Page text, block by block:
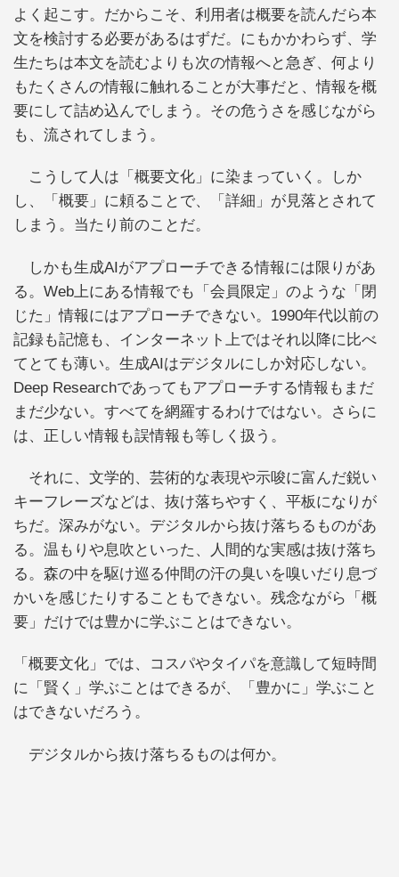
よく起こす。だからこそ、利用者は概要を読んだら本
文を検討する必要があるはずだ。にもかかわらず、学
生たちは本文を読むよりも次の情報へと急ぎ、何より
もたくさんの情報に触れることが大事だと、情報を概
要にして詰め込んでしまう。その危うさを感じながら
も、流されてしまう。
こうして人は「概要文化」に染まっていく。しか
し、「概要」に頼ることで、「詳細」が見落とされて
しまう。当たり前のことだ。
しかも生成AIがアプローチできる情報には限りがあ
る。Web上にある情報でも「会員限定」のような「閉
じた」情報にはアプローチできない。1990年代以前の
記録も記憶も、インターネット上ではそれ以降に比べ
てとても薄い。生成AIはデジタルにしか対応しない。
Deep Researchであってもアプローチする情報もまだ
まだ少ない。すべてを網羅するわけではない。さらに
は、正しい情報も誤情報も等しく扱う。
それに、文学的、芸術的な表現や示唆に富んだ鋭い
キーフレーズなどは、抜け落ちやすく、平板になりが
ちだ。深みがない。デジタルから抜け落ちるものがあ
る。温もりや息吹といった、人間的な実感は抜け落ち
る。森の中を駆け巡る仲間の汗の臭いを嗅いだり息づ
かいを感じたりすることもできない。残念ながら「概
要」だけでは豊かに学ぶことはできない。
「概要文化」では、コスパやタイパを意識して短時間
に「賢く」学ぶことはできるが、「豊かに」学ぶこと
はできないだろう。
デジタルから抜け落ちるものは何か。